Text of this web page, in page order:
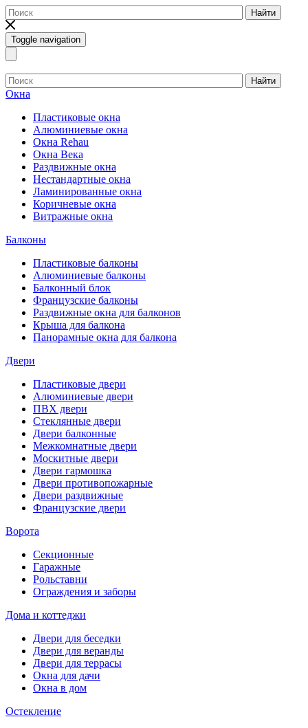
Найти
Toggle navigation
Найти
Окна
Пластиковые окна
Алюминиевые окна
Окна Rehau
Окна Века
Раздвижные окна
Нестандартные окна
Ламинированные окна
Коричневые окна
Витражные окна
Балконы
Пластиковые балконы
Алюминиевые балконы
Балконный блок
Французские балконы
Раздвижные окна для балконов
Крыша для балкона
Панорамные окна для балкона
Двери
Пластиковые двери
Алюминиевые двери
ПВХ двери
Стеклянные двери
Двери балконные
Межкомнатные двери
Москитные двери
Двери гармошка
Двери противопожарные
Двери раздвижные
Французские двери
Ворота
Секционные
Гаражные
Рольставни
Ограждения и заборы
Дома и коттеджи
Двери для беседки
Двери для веранды
Двери для террасы
Окна для дачи
Окна в дом
Остекление